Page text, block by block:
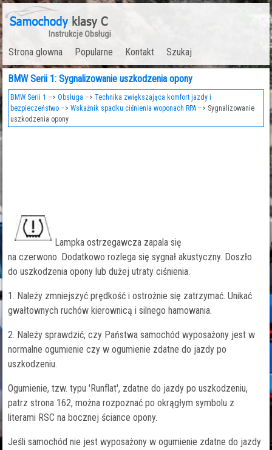
Strona glowna Popularne Kontakt Szukaj
BMW Serii 1: Sygnalizowanie uszkodzenia opony
BMW Serii 1 –>Obsługa –>Technika zwiększająca komfort jazdy i
bezpieczeństwo –>Wskaźnik spadku ciśnienia woponach RPA –> Sygnalizowanie
uszkodzenia opony
Lampka ostrzegawcza zapala się
na czerwono. Dodatkowo rozlega się sygnał akustyczny. Doszło
do uszkodzenia opony lub dużej utraty ciśnienia.
1. Należy zmniejszyć prędkość i ostrożnie się zatrzymać. Unikać
gwałtownych ruchów kierownicą i silnego hamowania.
2. Należy sprawdzić, czy Państwa samochód wyposażony jest w
normalne ogumienie czy w ogumienie zdatne do jazdy po
uszkodzeniu.
Ogumienie, tzw. typu 'Runflat', zdatne do jazdy po uszkodzeniu,
patrz strona 162, można rozpoznać po okrągłym symbolu z
literami RSC na bocznej ściance opony.
Jeśli samochód nie jest wyposażony w ogumienie zdatne do jazdy